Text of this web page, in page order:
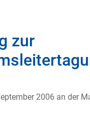
zur
2006 an der